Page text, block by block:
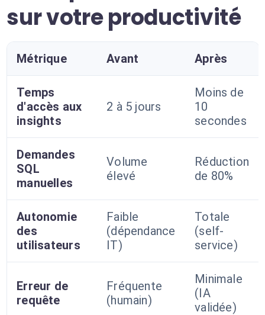
sur votre productivité
Métrique Avant Après
Temps
d'accès aux
insights
2 à 5 jours
Moins de
10
secondes
Demandes
SQL
manuelles
Volume
élevé
Réduction
de 80%
Autonomie
des
utilisateurs
Faible
(dépendance
IT)
Totale
(self-
service)
Erreur de
requête
Fréquente
(humain)
Minimale
(IA
validée)